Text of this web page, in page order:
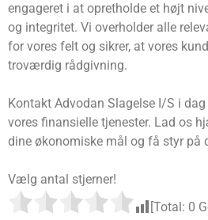
engageret i at opretholde et højt
og integritet. Vi overholder alle
for vores felt og sikrer, at vores
troværdig rådgivning.
Kontakt Advodan Slagelse I/S i
vores finansielle tjenester. Lad os
dine økonomiske mål og få styr på
Vælg antal stjerner!
[Total: 0